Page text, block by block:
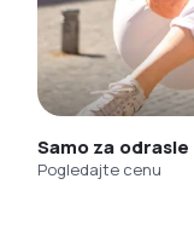
Samo za odrasle
Pogledajte cenu